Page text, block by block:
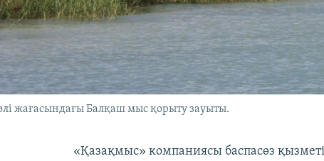
жағасындағы Балқаш мыс қорыту зауыты.
«Қазақмыс» компаниясы баспасөз